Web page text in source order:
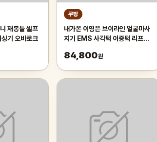
재봉틀 셀프
기 오바로크
쿠팡
내가온 이영은 브이라인 얼굴마사
지기 EMS 사각턱 이중턱 리프팅
상품, 화이트, 1개
84,800원